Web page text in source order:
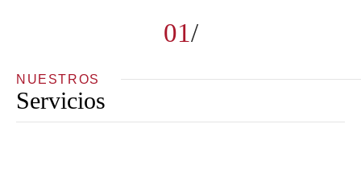
01
NUESTROS
Servicios